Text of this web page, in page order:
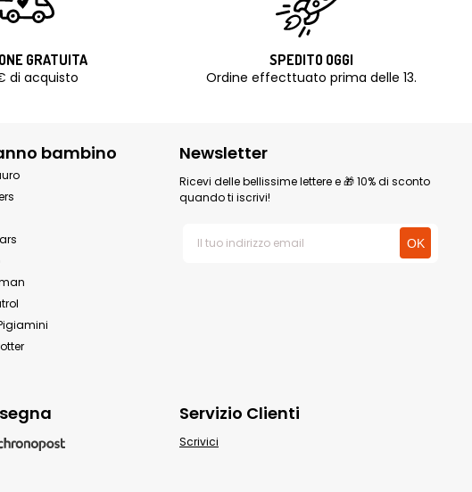
GRATUITA
di acquisto
SPEDITO OGGI
Ordine effecttuato prima delle 13.
bambino Newsletter
Ricevi delle bellissime lettere e 🎁 10% di sconto
quando ti iscrivi!
Servizio Clienti
Scrivici